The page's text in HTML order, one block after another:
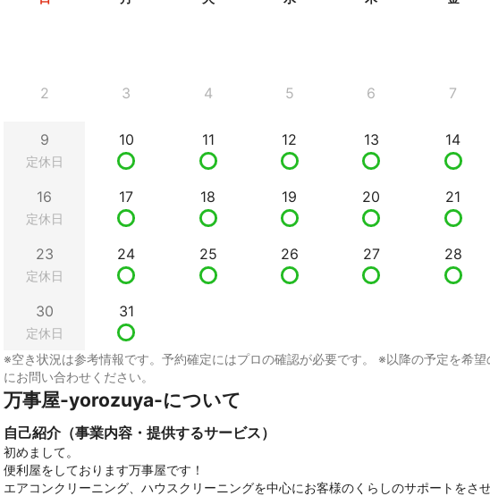
2 3 4 5 6 7
9
定休日
10 11 12 13 14
16
定休日
17 18 19 20 21
23
定休日
24 25 26 27 28
30
定休日
31
※空き状況は参考情報です。予約確定にはプロの確認が必要です。 ※以降の予定を希望
にお問い合わせください。
万事屋-yorozuya-について
自己紹介（事業内容・提供するサービス）
初めまして。
便利屋をしております万事屋です！
エアコンクリーニング、ハウスクリーニングを中心にお客様のくらしのサポートをさ